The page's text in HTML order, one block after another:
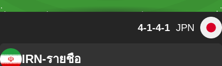
4-1-4-1 JPN
IRN-รายชื่อ